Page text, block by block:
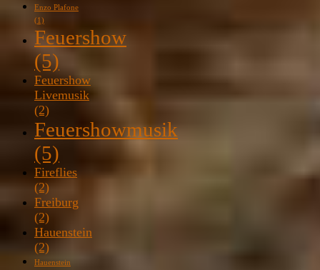
Enzo Plafone
(1)
Feuershow
(5)
Feuershow
Livemusik
(2)
Feuershowmusik
(5)
Fireflies
(2)
Freiburg
(2)
Hauenstein
(2)
Hauenstein